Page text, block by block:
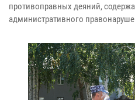
противоправных деяний,
административного